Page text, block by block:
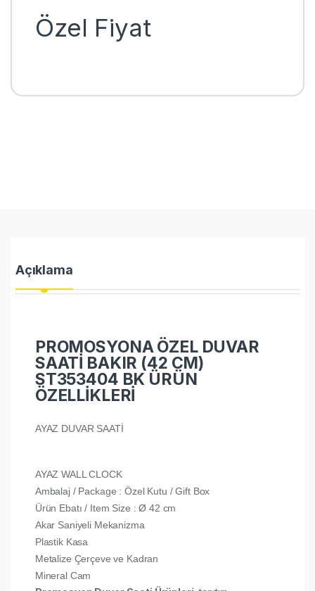
Özel Fiyat
Açıklama
PROMOSYONA ÖZEL DUVAR
SAATİ BAKIR (42 CM)
ST353404 BK ÜRÜN
ÖZELLİKLERİ
AYAZ DUVAR SAATİ
AYAZ WALL CLOCK
Ambalaj / Package : Özel Kutu / Gift Box
Ürün Ebatı / Item Size : Ø 42 cm
Akar Saniyeli Mekanizma
Plastik Kasa
Metalize Çerçeve ve Kadran
Mineral Cam